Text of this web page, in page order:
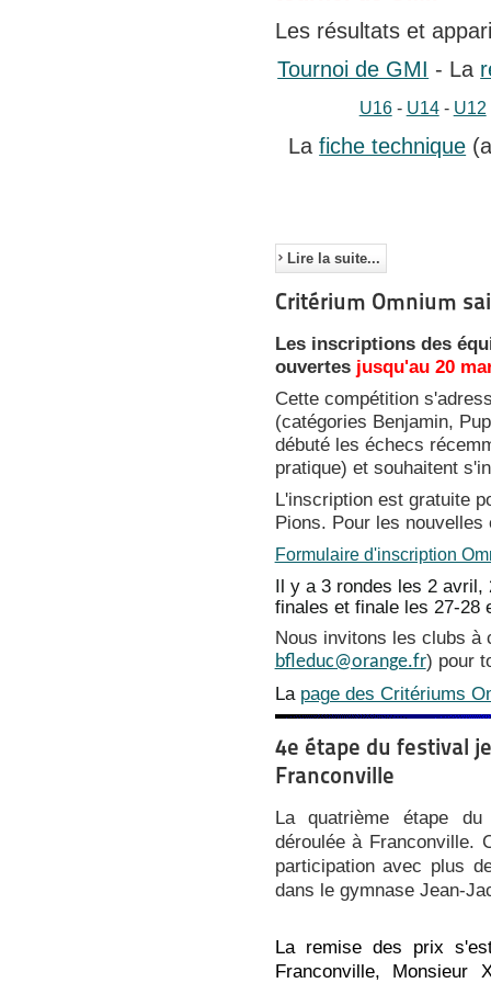
Les résultats et
Tournoi de GMI - La
U16- U14- U12
Lafiche technique
Lire la suite...
Critérium Omnium
Les inscriptions des
ouvertes jusqu'au 20
Cette compétition
(catégories Benjamin,
débuté les échecs
pratique) et souhaitent
L'inscription est gratuite
Pions. Pour les
Formulaire d'inscription
Il y a 3 rondes les 2 avril,
finales et finale les 27-28
Nous invitons les clubs à
bfleduc@orange.fr) pour
La page des Critériums
4e étape du festival
Franconville
La quatrième étape
dérouléeà Franconville.
participation avec plus
dans le gymnase Jean-
La remise des prix
Franconville,